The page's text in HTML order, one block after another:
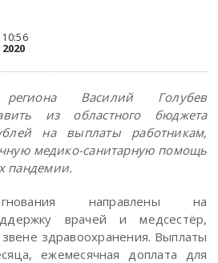
10:56
2020
Василий Голубев
из областного бюджета
на выплаты работникам,
медико-санитарную помощь
пандемии.
направлены на
врачей и медсестёр,
здравоохранения. Выплаты
ежемесячная доплата для